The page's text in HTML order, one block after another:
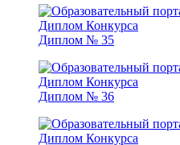
Диплом № 35
Диплом № 36